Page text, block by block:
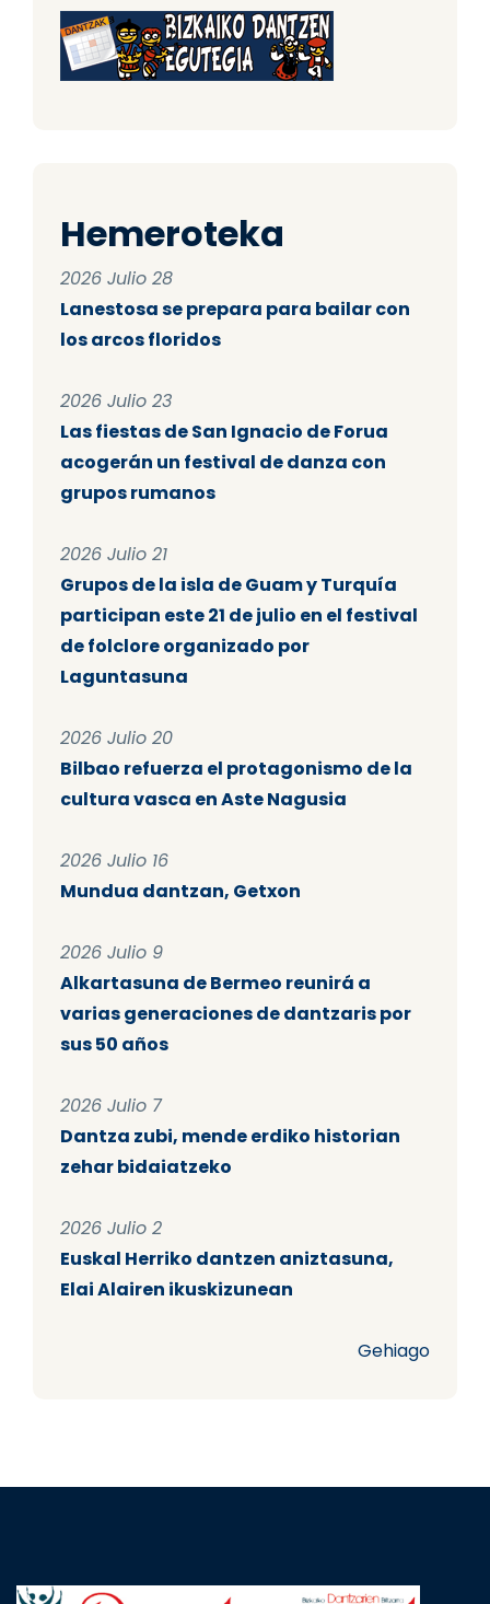
Hemeroteka
2026 Julio 28
Lanestosa se prepara para bailar con
los arcos floridos
2026 Julio 23
Las fiestas de San Ignacio de Forua
acogerán un festival de danza con
grupos rumanos
2026 Julio 21
Grupos de la isla de Guam y Turquía
participan este 21 de julio en el festival
de folclore organizado por
Laguntasuna
2026 Julio 20
Bilbao refuerza el protagonismo de la
cultura vasca en Aste Nagusia
2026 Julio 16
Mundua dantzan, Getxon
2026 Julio 9
Alkartasuna de Bermeo reunirá a
varias generaciones de dantzaris por
sus 50 años
2026 Julio 7
Dantza zubi, mende erdiko historian
zehar bidaiatzeko
2026 Julio 2
Euskal Herriko dantzen aniztasuna,
Elai Alairen ikuskizunean
Gehiago